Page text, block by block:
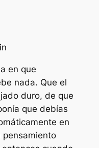
en que
nada. Que el
duro, de que
que debías
en
pensamiento